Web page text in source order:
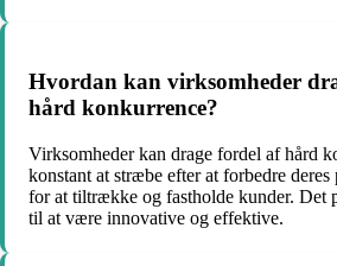
Hvordan kan virksomheder
hård konkurrence?
Virksomheder kan drage fordel af hård
konstant at stræbe efter at forbedre
for at tiltrække og fastholde kunder. Det
til at være innovative og effektive.